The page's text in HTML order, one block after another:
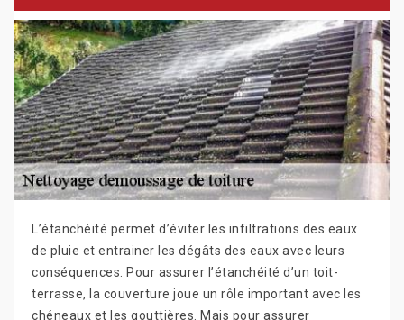
L’étanchéité permet d’éviter les infiltrations des eaux
de pluie et entrainer les dégâts des eaux avec leurs
conséquences. Pour assurer l’étanchéité d’un toit-
terrasse, la couverture joue un rôle important avec les
chéneaux et les gouttières. Mais pour assurer